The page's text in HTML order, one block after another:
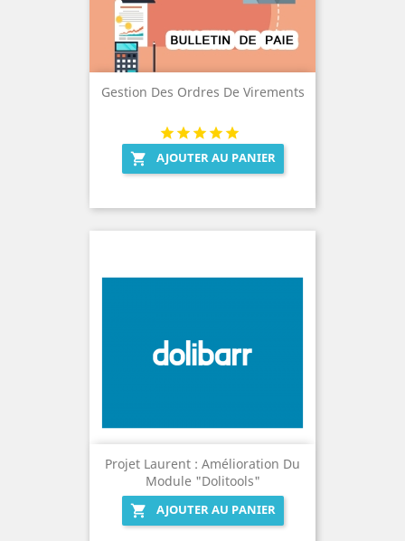
Gestion Des Ordres De Virements
 AJOUTER AU PANIER
Projet Laurent : Amélioration Du
Module "Dolitools"

AJOUTER AU PANIER